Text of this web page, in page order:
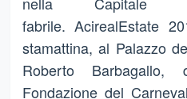
fabrile. AcirealEstate
stamattina, al Palazzo
Roberto Barbagallo,
Fondazione del